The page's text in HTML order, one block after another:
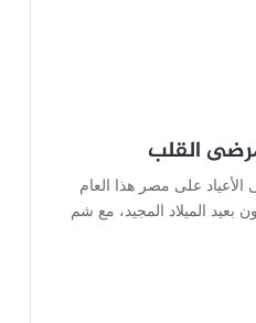
القلب
الأعياد على مصر هذا العام
الميلاد المجيد، مع شم